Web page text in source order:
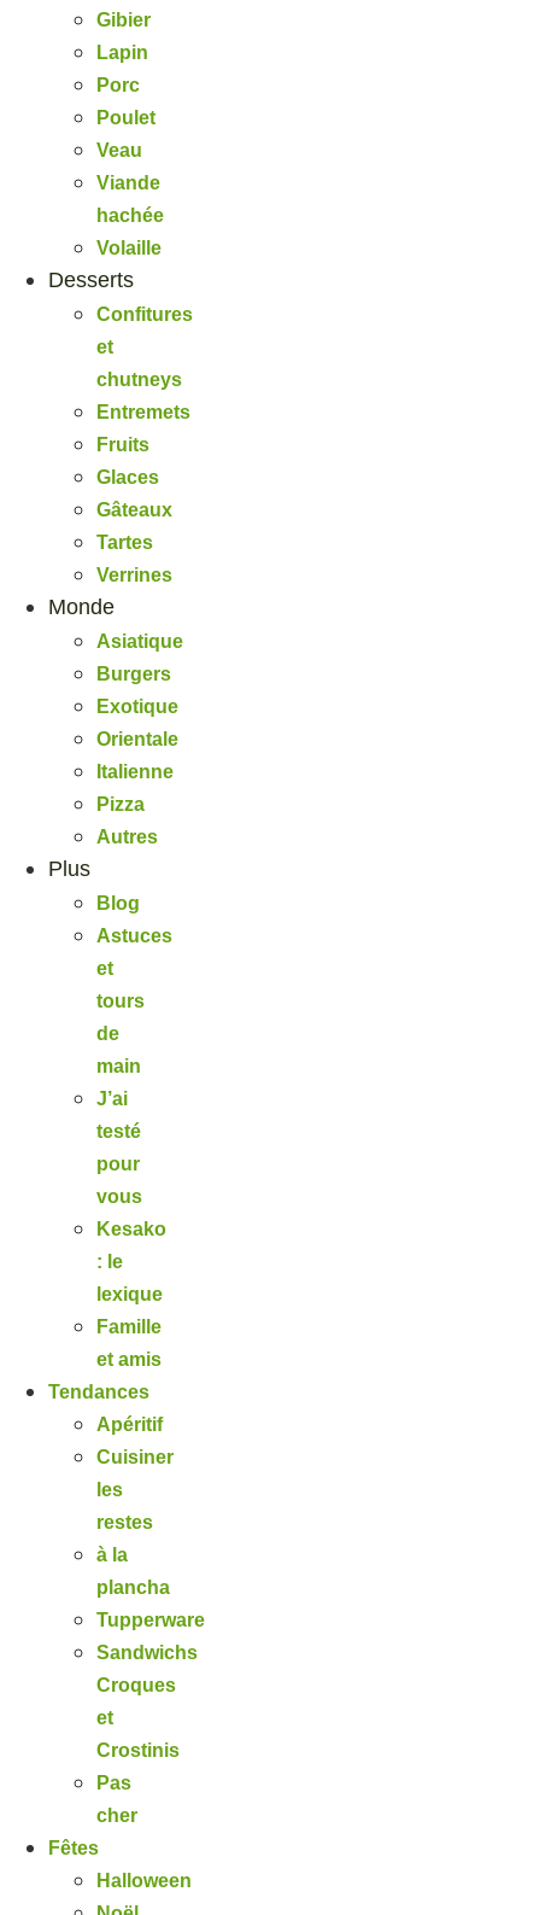
Gibier
Lapin
Porc
Poulet
Veau
Viande
hachée
Volaille
Desserts
Confitures
et
chutneys
Entremets
Fruits
Glaces
Gâteaux
Tartes
Verrines
Monde
Asiatique
Burgers
Exotique
Orientale
Italienne
Pizza
Autres
Plus
Blog
Astuces
et
tours
de
main
J’ai
testé
pour
vous
Kesako
: le
lexique
Famille
et amis
Tendances
Apéritif
Cuisiner
les
restes
à la
plancha
Tupperware
Sandwichs
Croques
et
Crostinis
Pas
cher
Fêtes
Halloween